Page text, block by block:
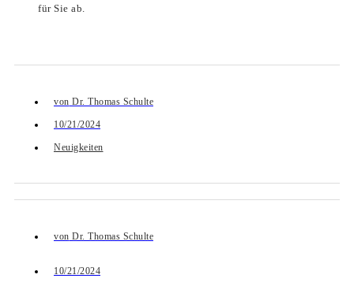
für Sie ab.
von Dr. Thomas Schulte
10/21/2024
Neuigkeiten
von Dr. Thomas Schulte
10/21/2024